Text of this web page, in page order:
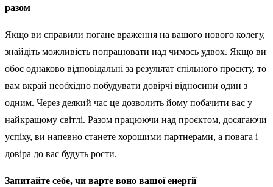
разом
Якщо ви справили погане враження на вашого нового колегу,
знайдіть можливість попрацювати над чимось удвох. Якщо ви
обоє однаково відповідальні за результат спільного проєкту, то
вам вкрай необхідно побудувати довірчі відносини один з
одним. Через деякий час це дозволить йому побачити вас у
найкращому світлі. Разом працюючи над проєктом, досягаючи
успіху, ви напевно станете хорошими партнерами, а повага і
довіра до вас будуть рости.
Запитайте себе, чи варте воно вашої енергії